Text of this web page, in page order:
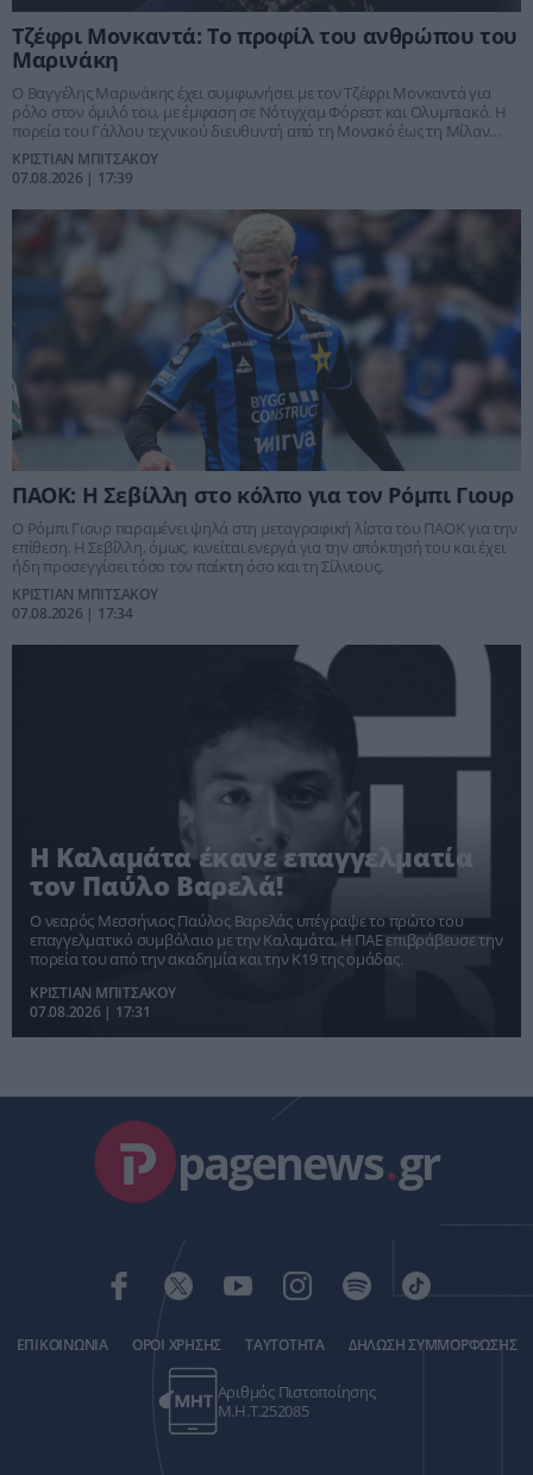
Τζέφρι Μονκαντά: Το προφίλ του ανθρώπου του
Μαρινάκη
Ο Βαγγέλης Μαρινάκης έχει συμφωνήσει με τον Τζέφρι Μονκαντά για
ρόλο στον όμιλό του, με έμφαση σε Νότιγχαμ Φόρεστ και Ολυμπιακό. Η
πορεία του Γάλλου τεχνικού διευθυντή από τη Μονακό έως τη Μίλαν
εξηγεί γιατί θεωρείται ξεχωριστή περίπτωση.
ΚΡΙΣΤΙΑΝ ΜΠΙΤΣΑΚΟΥ
07.08.2026 | 17:39
ΠΑΟΚ: Η Σεβίλλη στο κόλπο για τον Ρόμπι Γιουρ
Ο Ρόμπι Γιουρ παραμένει ψηλά στη μεταγραφική λίστα του ΠΑΟΚ για την
επίθεση. Η Σεβίλλη, όμως, κινείται ενεργά για την απόκτησή του και έχει
ήδη προσεγγίσει τόσο τον παίκτη όσο και τη Σίλνιους.
ΚΡΙΣΤΙΑΝ ΜΠΙΤΣΑΚΟΥ
07.08.2026 | 17:34
Η Καλαμάτα έκανε επαγγελματία
τον Παύλο Βαρελά!
Ο νεαρός Μεσσήνιος Παύλος Βαρελάς υπέγραψε το πρώτο του
επαγγελματικό συμβόλαιο με την Καλαμάτα. Η ΠΑΕ επιβράβευσε την
πορεία του από την ακαδημία και την Κ19 της ομάδας.
ΚΡΙΣΤΙΑΝ ΜΠΙΤΣΑΚΟΥ
07.08.2026 | 17:31
pagenews.gr
ΕΠΙΚΟΙΝΩΝΙΑ ΟΡΟΙ ΧΡΗΣΗΣ ΤΑΥΤΟΤΗΤΑ ΔΗΛΩΣΗ ΣΥΜΜΟΡΦΩΣΗΣ
Αριθμός Πιστοποίησης
Μ.Η.Τ.252085